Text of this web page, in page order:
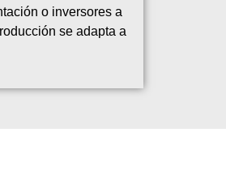
o inversores a
se adapta a